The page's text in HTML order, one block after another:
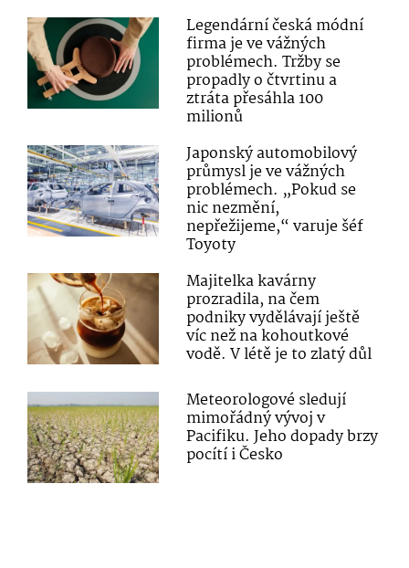
Legendární česká módní
firma je ve vážných
problémech. Tržby se
propadly o čtvrtinu a
ztráta přesáhla 100
milionů
Japonský automobilový
průmysl je ve vážných
problémech. „Pokud se
nic nezmění,
nepřežijeme,“ varuje šéf
Toyoty
Majitelka kavárny
prozradila, na čem
podniky vydělávají ještě
víc než na kohoutkové
vodě. V létě je to zlatý důl
Meteorologové sledují
mimořádný vývoj v
Pacifiku. Jeho dopady brzy
pocítí i Česko